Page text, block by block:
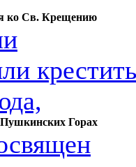
ко Св. Крещению
крестить
Горах